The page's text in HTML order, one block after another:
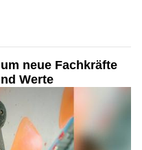
neue Fachkräfte
Werte